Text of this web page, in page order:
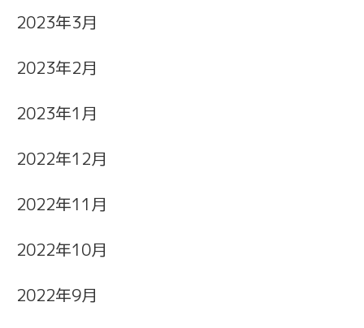
2023年3月
2023年2月
2023年1月
2022年12月
2022年11月
2022年10月
2022年9月